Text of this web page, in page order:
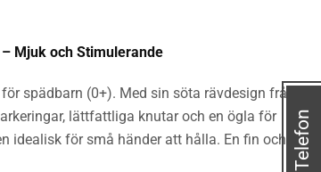
Mjuk och Stimulerande
spädbarn (0+). Med sin söta rävdesign från
lättfattliga knutar och en ögla för
idealisk för små händer att hålla. En fin och Telefon